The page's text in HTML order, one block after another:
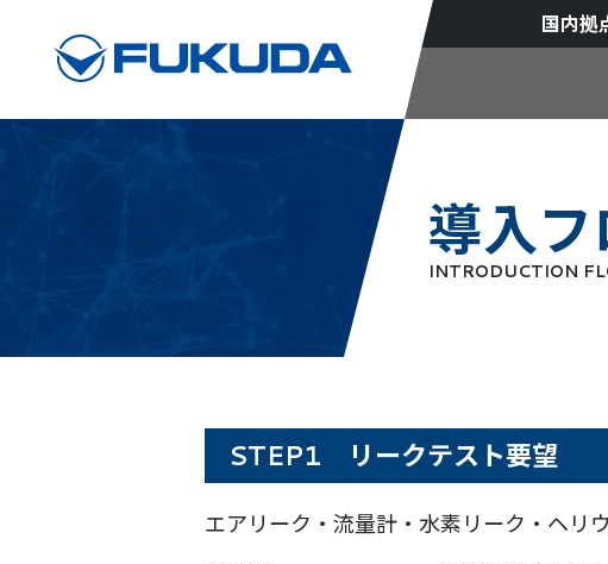
国内拠
導入フ
INTRODUCTION
STEP1 リークテスト要望
エアリーク・流量計・水素リーク・ヘリ